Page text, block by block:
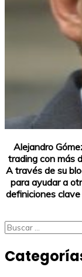
Alejandro
trading con más
A través de su
para ayudar a
definiciones
Buscar: